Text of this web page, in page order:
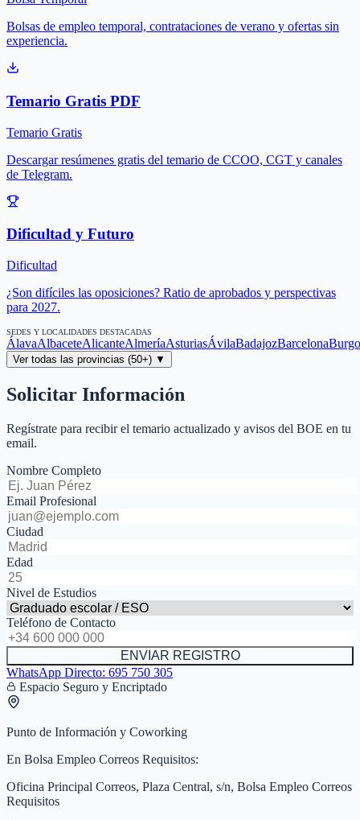
Bolsas de empleo temporal, contrataciones de verano y ofertas sin
experiencia.
Temario Gratis PDF
Temario Gratis
Descargar resúmenes gratis del temario de CCOO, CGT y canales
de Telegram.
Dificultad y Futuro
Dificultad
¿Son difíciles las oposiciones? Ratio de aprobados y perspectivas
para 2027.
SEDES Y LOCALIDADES DESTACADAS
ÁlavaAlbaceteAlicanteAlmeríaAsturiasÁvilaBadajozBarcelona
Ver todas las provincias (50+) ▼
Solicitar Información
Regístrate para recibir el temario actualizado y avisos del BOE en tu
email.
Nombre Completo
Email Profesional
Ciudad
Edad
Nivel de Estudios
Teléfono de Contacto
ENVIAR REGISTRO
WhatsApp Directo: 695 750 305
Espacio Seguro y Encriptado
Punto de Información y Coworking
En Bolsa Empleo Correos Requisitos:
Oficina Principal Correos, Plaza Central, s/n, Bolsa Empleo Correos
Requisitos